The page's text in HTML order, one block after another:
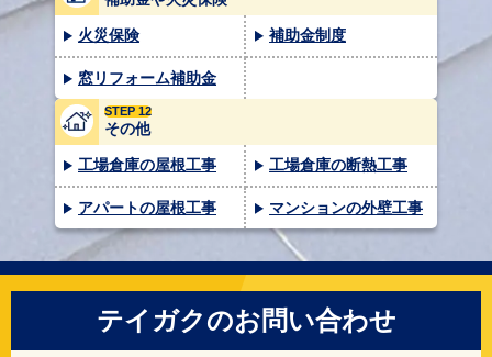
火災保険 補助金制度
窓リフォーム補助金
STEP 12
その他
工場倉庫の屋根工事 工場倉庫の断熱工事
アパートの屋根工事 マンションの外壁工事
テイガクのお問い合わせ